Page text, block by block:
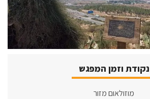
נקודת וזמן המפגש
מוזולאום מזור